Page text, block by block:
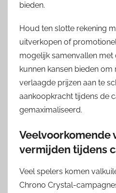
bieden.
Houd ten slotte rekening
uitverkopen of
mogelijk samenvallen met
kunnen kansen bieden
verlaagde prijzen aan te
aankoopkracht tijdens de
gemaximaliseerd.
Veelvoorkomende
vermijden tijdens
Veel spelers komen
Chrono Crystal-